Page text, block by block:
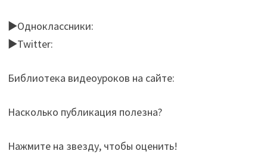
►Одноклассники:
►Twitter:
Библиотека видеоуроков на сайте:
Насколько публикация полезна?
Нажмите на звезду, чтобы оценить!